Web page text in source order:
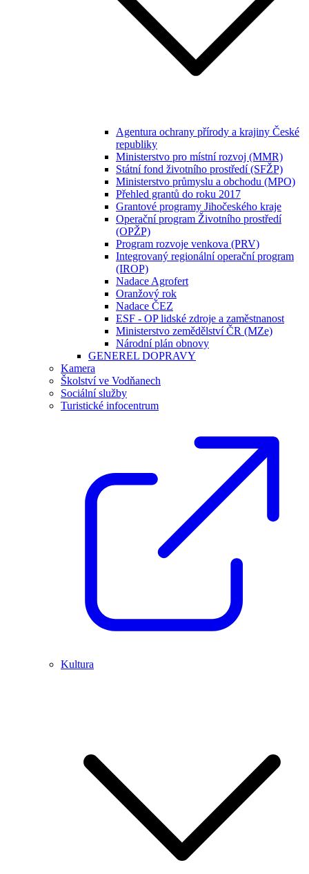
Agentura ochrany přírody a krajiny České
republiky
Ministerstvo pro místní rozvoj (MMR)
Státní fond životního prostředí (SFŽP)
Ministerstvo průmyslu a obchodu (MPO)
Přehled grantů do roku 2017
Grantové programy Jihočeského kraje
Operační program Životního prostředí
(OPŽP)
Program rozvoje venkova (PRV)
Integrovaný regionální operační program
(IROP)
Nadace Agrofert
Oranžový rok
Nadace ČEZ
ESF - OP lidské zdroje a zaměstnanost
Ministerstvo zemědělství ČR (MZe)
Národní plán obnovy
GENEREL DOPRAVY
Kamera
Školství ve Vodňanech
Sociální služby
Turistické infocentrum
Kultura